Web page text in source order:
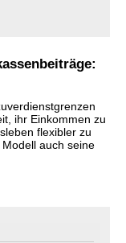
ihr Einkommen zu
flexibler zu
auch seine